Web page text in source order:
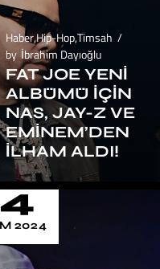
Haber,Hip-Hop,Timsah
by İbrahim Dayıoğlu
FAT JOE YENI
ALBÜMÜ İÇIN
NAS, JAY-Z VE
EMINEM’DEN
İLHAM ALDI!
2024